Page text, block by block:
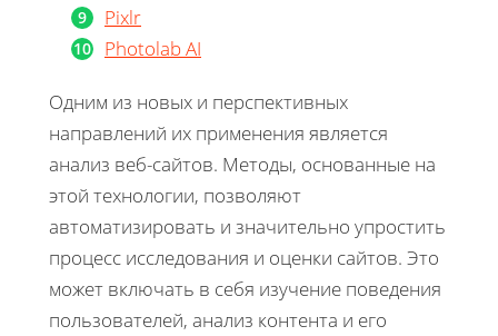
Pixlr
Photolab AI
Одним из новых и перспективных
направлений их применения является
анализ веб-сайтов. Методы, основанные на
этой технологии, позволяют
автоматизировать и значительно упростить
процесс исследования и оценки сайтов. Это
может включать в себя изучение поведения
пользователей, анализ контента и его